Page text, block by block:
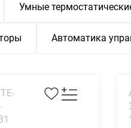
Умные
Автоматика